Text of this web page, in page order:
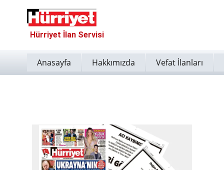
Hürriyet İlan Servisi
Anasayfa Hakkımızda Vefat İlanları